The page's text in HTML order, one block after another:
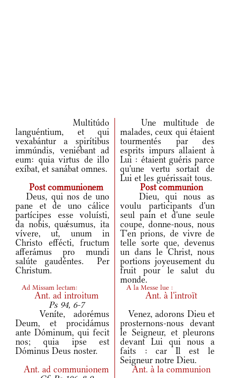
Multitúdo
languéntium, et qui
vexabántur a spirítibus
immúndis, veniébant ad
eum: quia virtus de illo
exíbat, et sanábat omnes.
Une multitude de
malades, ceux qui étaient
tourmentés par des
esprits impurs allaient à
Lui : étaient guéris parce
qu'une vertu sortait de
Lui et les guérissait tous.
Post communionem
Post communion
Deus, qui nos de uno
pane et de uno cálice
partícipes esse voluísti,
da nobis, quǽsumus, ita
vívere, ut, unum in
Christo effécti, fructum
afferámus pro mundi
salúte gaudéntes. Per
Christum.
Dieu, qui nous as
voulu participants d'un
seul pain et d'une seule
coupe, donne-nous, nous
T'en prions, de vivre de
telle sorte que, devenus
un dans le Christ, nous
portions joyeusement du
fruit pour le salut du
monde.
Ad Missam lectam: A la Messe lue :
Ant. ad introitum Ant. à l'introït
Ps 94, 6-7
Veníte, adorémus
Deum, et procidámus
ante Dóminum, qui fecit
nos; quia ipse est
Dóminus Deus noster.
Venez, adorons Dieu et
prosternons-nous devant
le Seigneur, et pleurons
devant Lui qui nous a
faits : car Il est le
Seigneur notre Dieu.
Ant. ad communionem Ant. à la communion